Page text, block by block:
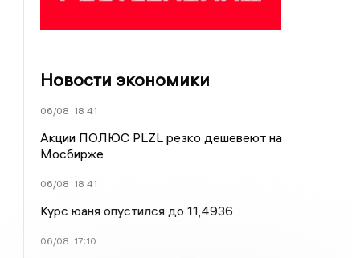
Новости экономики
06/08 18:41
Акции ПОЛЮС PLZL резко дешевеют на
Мосбирже
06/08 18:41
Курс юаня опустился до 11,4936
06/08 17:10